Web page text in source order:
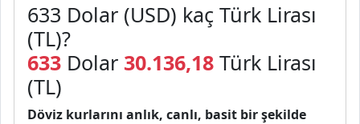
633 Dolar (USD) kaç Türk Lirası
(TL)?
633 Dolar 30.136,18 Türk Lirası
(TL)
Döviz kurlarını anlık, canlı, basit bir şekilde